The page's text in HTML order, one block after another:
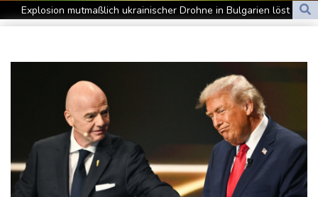
Explosion mutmaßlich ukrainischer Drohne in Bulgarien löst
diplomatische Verstimmung aus
Sieg auf der längsten Etappe: Vollering übernimmt
Gesamtführung
Drohne explodiert an der Grenze zwischen Rumänien und
Bulgarien nahe Gaspipeline
Lionel Messi trauert um seinen Vater
Absturz von Ultraleichtflugzeug: 72-jähriger Pilot stirbt in Baden-